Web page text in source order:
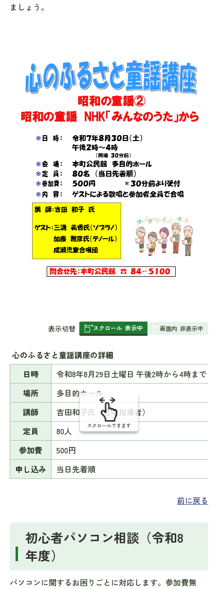
ましょう。
表
み
の
表示切替 スクロール 表示中 画面内 非表示中
心のふるさと童謡講座の詳細
日時
令和8年8月29日土曜日 午後2時から4時まで
場所
多目的ホール
講師
吉田和子氏（合唱指導者）
定員
80人
参加費
500円
申し込み
当日先着順
スクロールできます
前に戻る
初心者パソコン相談（令和8
年度）
パソコンに関するお困りごとに対応します。参加費無